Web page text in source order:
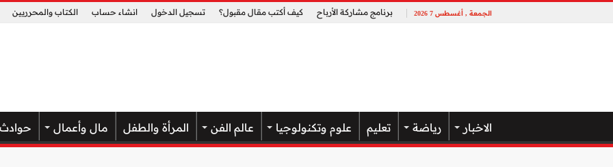
الجمعة , أغسطس 7 2026 برنامج مشاركة الأرباح كيف أكتب مقال مقبول؟ تسجيل الدخول انشاء حساب الكتاب والمحرريين
الاخبار رياضة تعليم علوم وتكنولوجيا عالم الفن المرأة والطفل مال وأعمال حوادث